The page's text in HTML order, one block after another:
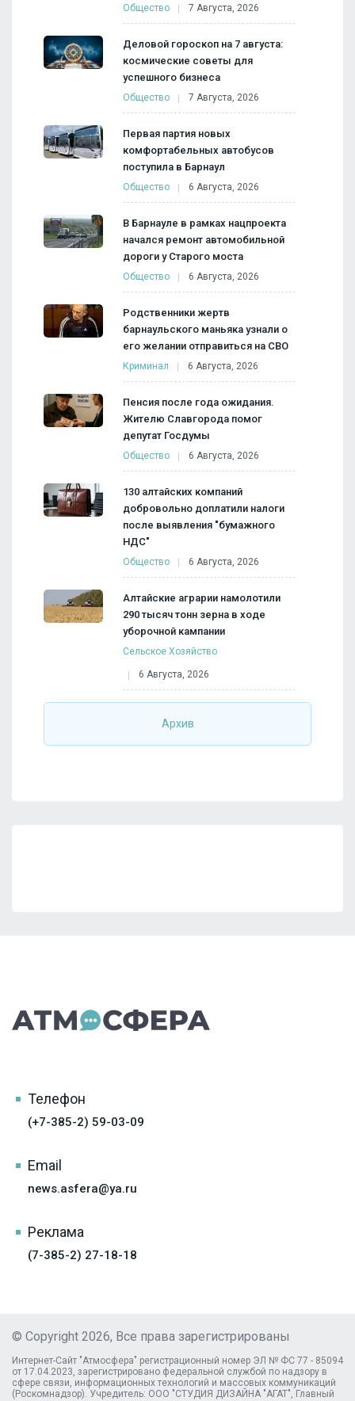
Общество 7 Августа, 2026
Деловой гороскоп на 7 августа:
космические советы для
успешного бизнеса
Общество 7 Августа, 2026
Первая партия новых
комфортабельных автобусов
поступила в Барнаул
Общество 6 Августа, 2026
В Барнауле в рамках нацпроекта
начался ремонт автомобильной
дороги у Старого моста
Общество 6 Августа, 2026
Родственники жертв
барнаульского маньяка узнали о
его желании отправиться на СВО
Криминал 6 Августа, 2026
Пенсия после года ожидания.
Жителю Славгорода помог
депутат Госдумы
Общество 6 Августа, 2026
130 алтайских компаний
добровольно доплатили налоги
после выявления "бумажного
НДС"
Общество 6 Августа, 2026
Алтайские аграрии намолотили
290 тысяч тонн зерна в ходе
уборочной кампании
Сельское Хозяйство
6 Августа, 2026
Архив
Телефон
(+7-385-2) 59-03-09
Email
news.asfera@ya.ru
Реклама
(7-385-2) 27-18-18
© Copyright 2026, Все права зарегистрированы
Интернет-Сайт "Атмосфера" регистрационный номер ЭЛ № ФС 77 - 85094
от 17.04.2023, зарегистрировано федеральной службой по надзору в
сфере связи, информационных технологий и массовых коммуникаций
(Роскомнадзор). Учредитель: ООО "СТУДИЯ ДИЗАЙНА "АГАТ", Главный